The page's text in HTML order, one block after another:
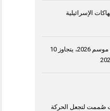
الإسرائيلية
إنتاج القمح في مصر خلال موسم 2026، يتجاوز 10
صُممت لتجعل الحركة